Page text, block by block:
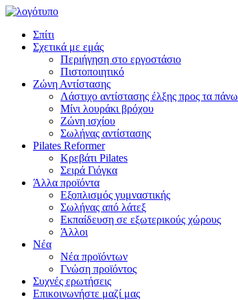
Σπίτι
Σχετικά με εμάς
Περιήγηση στο εργοστάσιο
Πιστοποιητικό
Ζώνη Αντίστασης
Λάστιχο αντίστασης έλξης προς τα πάνω
Μίνι λουράκι βρόχου
Ζώνη ισχίου
Σωλήνας αντίστασης
Pilates Reformer
Κρεβάτι Pilates
Σειρά Γιόγκα
Άλλα προϊόντα
Εξοπλισμός γυμναστικής
Σωλήνας από λάτεξ
Εκπαίδευση σε εξωτερικούς χώρους
Άλλοι
Νέα
Νέα προϊόντων
Γνώση προϊόντος
Συχνές ερωτήσεις
Επικοινωνήστε μαζί μας